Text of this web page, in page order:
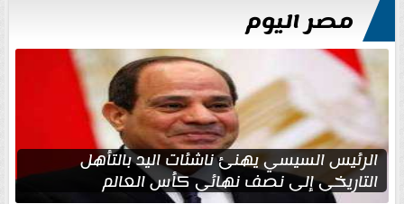
مصر اليوم
الرئيس السيسي يهنئ ناشئات اليد بالتأهل
التاريخي إلى نصف نهائي كأس العالم